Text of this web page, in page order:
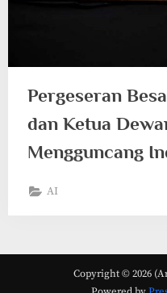
Pergeseran
dan Ketua
Mengguncang
AI
Copyright © 2026